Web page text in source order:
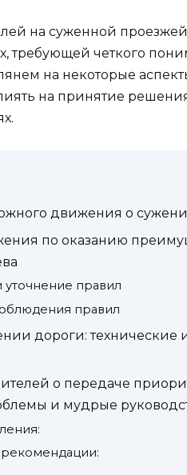
на суженной проезжей
требующей четкого
на некоторые
на принятие
движения о
по оказанию
уточнение правил
правил
дороги: технические
о передаче
и мудрые